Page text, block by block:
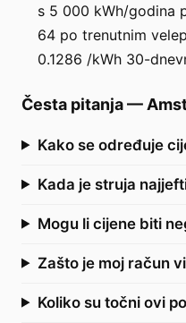
s 5 000 kWh/godina
64 po trenutnim
0.1286 /kWh 30-
Česta pitanja—
Kako se određuje
Kada je struja
Mogu li cijene biti
Zašto je moj račun
Koliko su točni ovi